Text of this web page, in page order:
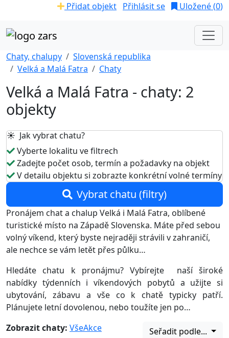
Přidat objekt Přihlásit se Uložené (0)
Chaty, chalupy
Slovenská republika
Velká a Malá Fatra
Chaty
Velká a Malá Fatra - chaty: 2
objekty
☀️ Jak vybrat chatu?
Vyberte lokalitu ve filtrech
Zadejte počet osob, termín a požadavky na objekt
V detailu objektu si zobrazte konkrétní volné termíny
Vybrat chatu (filtry)
Pronájem chat a chalup Velká i Malá Fatra, oblíbené
turistické místo na Západě Slovenska. Máte před sebou
volný víkend, který byste nejraději strávili v zahraničí,
ale nechce se vám letět přes půlku…
Hledáte chatu k pronájmu? Vybírejte naší široké
nabídky týdenních i víkendových pobytů a užijte si
ubytování, zábavu a vše co k chatě typicky patří.
Plánujete letní dovolenou, nebo toužíte jen po…
Zobrazit chaty: VšeAkce Seřadit podle...